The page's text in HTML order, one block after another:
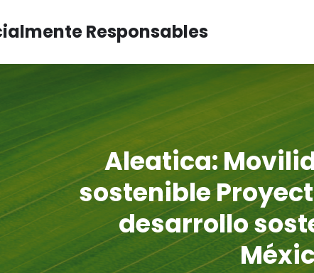
Responsables
Aleatica:
sostenible
desarrollo